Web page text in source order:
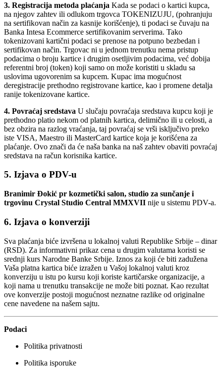
3. Registracija metoda plaćanja Kada se podaci o kartici kupca,
na njegov zahtev ili odlukom trgovca TOKENIZUJU, (pohranjuju
na sertifikovan način za kasnije korišćenje), ti podaci se čuvaju na
Banka Intesa Ecommerce sertifikovanim serverima. Tako
tokenizovani kartični podaci se prenose na potpuno bezbedan i
sertifikovan način. Trgovac ni u jednom trenutku nema pristup
podacima o broju kartice i drugim osetljivim podacima, već dobija
referentni broj (token) koji samo on može koristiti u skladu sa
uslovima ugovorenim sa kupcem. Kupac ima mogućnost
deregistracije prethodno registrovane kartice, kao i promene detalja
ranije tokenizovane kartice.
4. Povraćaj sredstava U slučaju povraćaja sredstava kupcu koji je
prethodno platio nekom od platnih kartica, delimično ili u celosti, a
bez obzira na razlog vraćanja, taj povraćaj se vrši isključivo preko
iste VISA, Maestro ili MasterCard kartice koja je korišćena za
plaćanje. Ovo znači da će naša banka na naš zahtev obaviti povraćaj
sredstava na račun korisnika kartice.
5. Izjava o PDV-u
Branimir Đokić pr kozmetički salon, studio za sunčanje i
trgovinu Crystal Studio Central MMXVII nije u sistemu PDV-a.
6. Izjava o konverziji
Sva plaćanja biće izvršena u lokalnoj valuti Republike Srbije – dinar
(RSD). Za informativni prikaz cena u drugim valutama koristi se
srednji kurs Narodne Banke Srbije. Iznos za koji će biti zadužena
Vaša platna kartica biće izražen u Vašoj lokalnoj valuti kroz
konverziju u istu po kursu koji koriste kartičarske organizacije, a
koji nama u trenutku transakcije ne može biti poznat. Kao rezultat
ove konverzije postoji mogućnost neznatne razlike od originalne
cene navedene na našem sajtu.
Podaci
Politika privatnosti
Politika isporuke